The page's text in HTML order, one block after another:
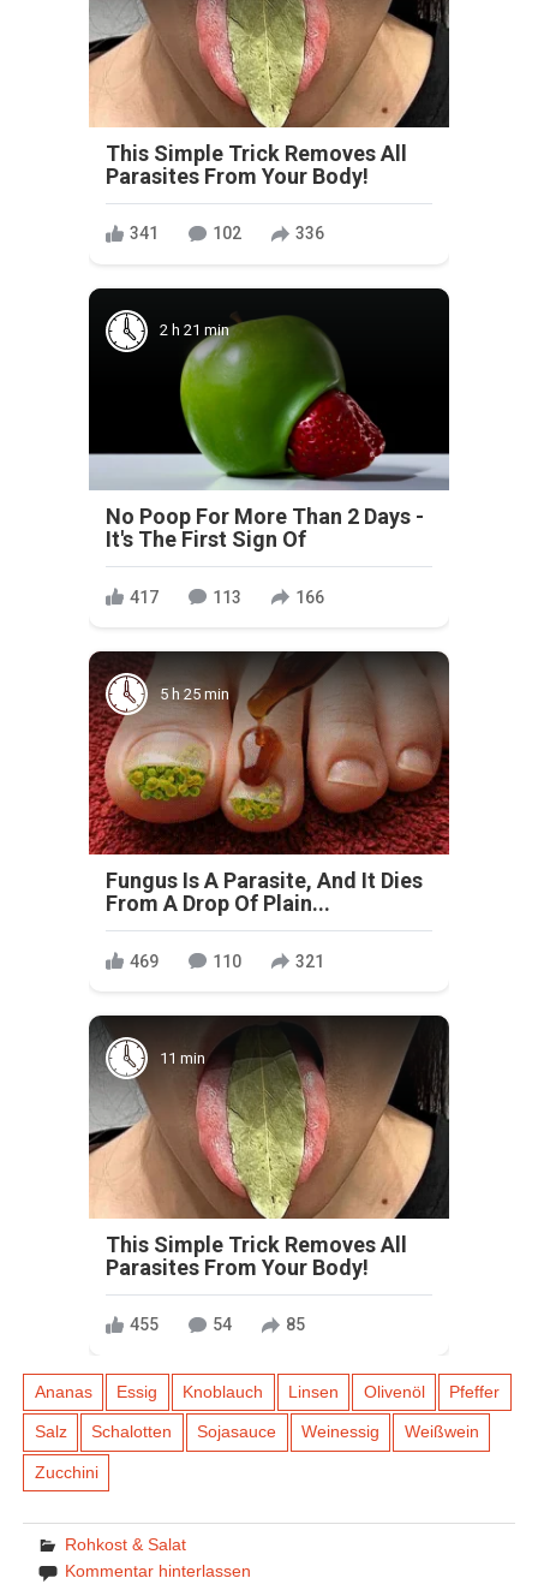
This Simple Trick Removes All
Parasites From Your Body!
341 102 336
2 h 21 min
No Poop For More Than 2 Days -
It's The First Sign Of
417 113 166
5 h 25 min
Fungus Is A Parasite, And It Dies
From A Drop Of Plain...
469 110 321
11 min
This Simple Trick Removes All
Parasites From Your Body!
455 54 85
Ananas Essig Knoblauch Linsen Olivenöl Pfeffer
Salz Schalotten Sojasauce Weinessig Weißwein
Zucchini
Rohkost & Salat
Kommentar hinterlassen